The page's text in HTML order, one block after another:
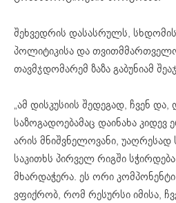
შეხვედრის დასასრულს,
პოლიტიკისა და
თავმჯდომარემ ზაზა გაბუნიამ
„ამ დისკუსიის შედეგად, ჩვენ
საზოგადოებამაც დაინახა
არის მნიშვნელოვანი, უაღრესად
საკითხს პირველ რიგში
მხარდაჭერა. ეს ორი
ვფიქრობ, რომ რესურსი იმისა,